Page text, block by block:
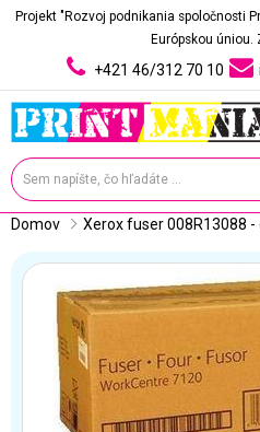
Projekt "Rozvoj podnikania spoločnosti
Európskou úniou.
+421 46/312 70 10
Domov Xerox fuser 008R13088 -